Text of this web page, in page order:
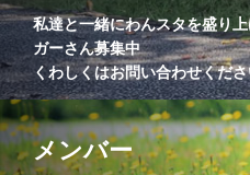
私達と一緒にわんスタを盛り
ガーさん募集中
くわしくはお問い合わせくだ
メンバー